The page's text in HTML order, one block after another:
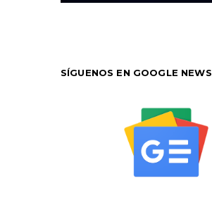
SÍGUENOS EN GOOGLE NEWS